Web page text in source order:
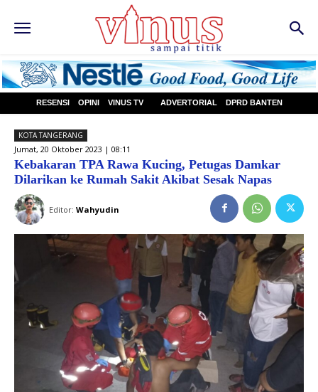
RESENSI OPINI VINUS TV ADVERTORIAL DPRD BANTEN
KOTA TANGERANG
Jumat, 20 Oktober 2023 | 08:11
Kebakaran TPA Rawa Kucing, Petugas Damkar
Dilarikan ke Rumah Sakit Akibat Sesak Napas
Editor: Wahyudin